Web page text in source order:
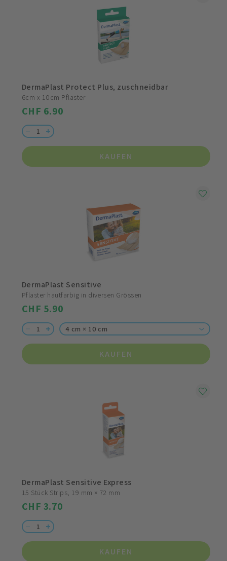
DermaPlast Protect Plus, zuschneidbar
6cm x 10cm Pflaster
CHF 6.90
KAUFEN
DermaPlast Sensitive
Pflaster hautfarbig in diversen Grössen
CHF 5.90
4 cm × 10 cm
KAUFEN
DermaPlast Sensitive Express
15 Stück Strips, 19 mm × 72 mm
CHF 3.70
KAUFEN